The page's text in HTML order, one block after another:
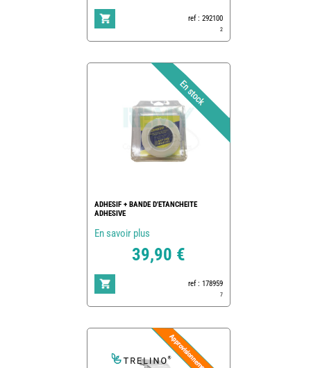
ref : 292100
2
ADHESIF + BANDE D'ETANCHEITE
ADHESIVE
En savoir plus
39,90 €
ref : 178959
7